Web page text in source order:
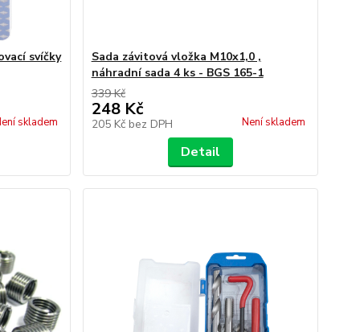
svíčky
skladem
Sada závitová vložka M10x1,0 ,
náhradní sada 4 ks - BGS 165-1
339 Kč
248 Kč
205 Kč bez DPH Není skladem
Detail